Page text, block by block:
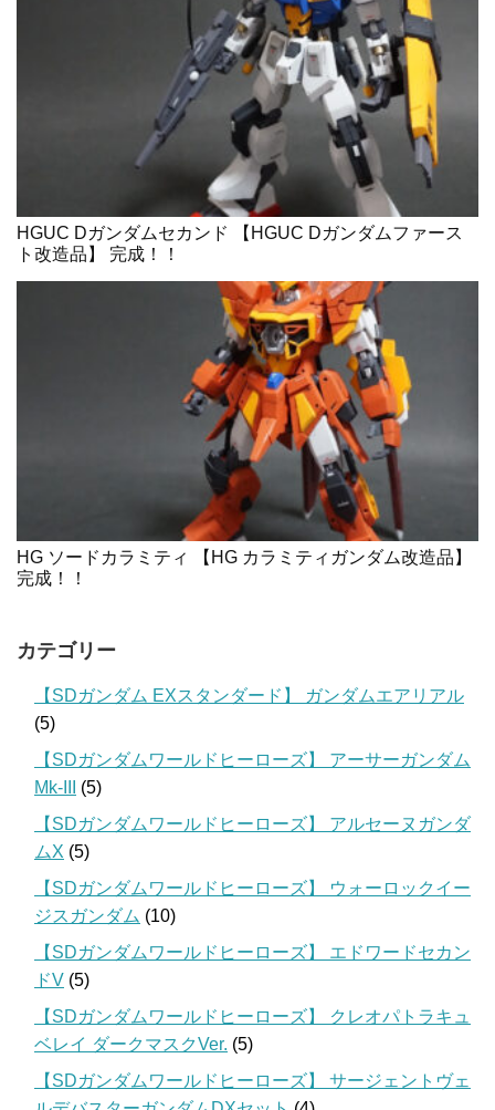
HGUC Dガンダムセカンド 【HGUC Dガンダムファース
ト改造品】 完成！！
HG ソードカラミティ 【HG カラミティガンダム改造品】
完成！！
カテゴリー
【SDガンダム EXスタンダード】 ガンダムエアリアル
(5)
【SDガンダムワールドヒーローズ】 アーサーガンダム
Mk-III
(5)
【SDガンダムワールドヒーローズ】 アルセーヌガンダ
ムX (5)
【SDガンダムワールドヒーローズ】 ウォーロックイー
ジスガンダム (10)
【SDガンダムワールドヒーローズ】 エドワードセカン
ドV (5)
【SDガンダムワールドヒーローズ】 クレオパトラキュ
ベレイ ダークマスクVer. (5)
【SDガンダムワールドヒーローズ】 サージェントヴェ